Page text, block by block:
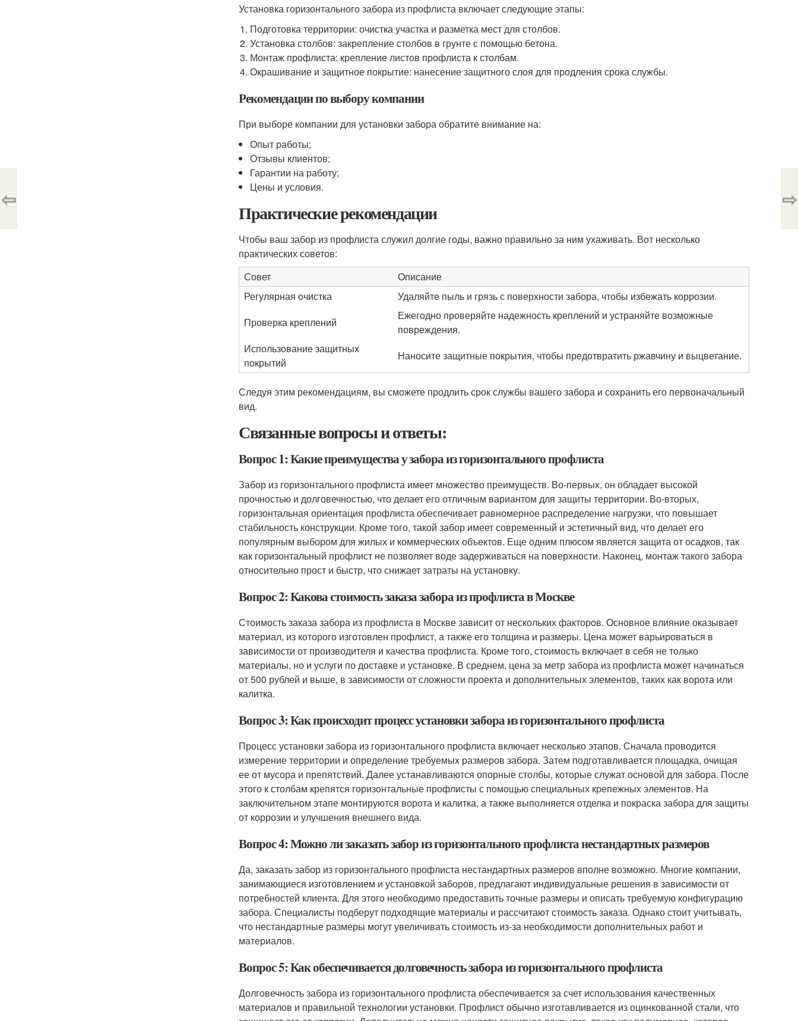
Установка горизонтального забора из профлиста включает следующие этапы:
Подготовка территории: очистка участка и разметка мест для столбов.
Установка столбов: закрепление столбов в грунте с помощью бетона.
Монтаж профлиста: крепление листов профлиста к столбам.
Окрашивание и защитное покрытие: нанесение защитного слоя для продления срока службы.
Рекомендации по выбору компании
При выборе компании для установки забора обратите внимание на:
Опыт работы;
Отзывы клиентов;
Гарантии на работу;
Цены и условия.
Практические рекомендации
Чтобы ваш забор из профлиста служил долгие годы, важно правильно за ним ухаживать. Вот несколько
практических советов:
Совет
Описание
Регулярная очистка
Удаляйте пыль и грязь с поверхности забора, чтобы избежать коррозии.
Проверка креплений
Ежегодно проверяйте надежность креплений и устраняйте возможные
повреждения.
Использование защитных
покрытий
Наносите защитные покрытия, чтобы предотвратить ржавчину и выцветание.
Следуя этим рекомендациям, вы сможете продлить срок службы вашего забора и сохранить его первоначальный
вид.
Связанные вопросы и ответы:
Вопрос 1: Какие преимущества у забора из горизонтального профлиста
Забор из горизонтального профлиста имеет множество преимуществ. Во-первых, он обладает высокой
прочностью и долговечностью, что делает его отличным вариантом для защиты территории. Во-вторых,
горизонтальная ориентация профлиста обеспечивает равномерное распределение нагрузки, что повышает
стабильность конструкции. Кроме того, такой забор имеет современный и эстетичный вид, что делает его
популярным выбором для жилых и коммерческих объектов. Еще одним плюсом является защита от осадков, так
как горизонтальный профлист не позволяет воде задерживаться на поверхности. Наконец, монтаж такого забора
относительно прост и быстр, что снижает затраты на установку.
Вопрос 2: Какова стоимость заказа забора из профлиста в Москве
Стоимость заказа забора из профлиста в Москве зависит от нескольких факторов. Основное влияние оказывает
материал, из которого изготовлен профлист, а также его толщина и размеры. Цена может варьироваться в
зависимости от производителя и качества профлиста. Кроме того, стоимость включает в себя не только
материалы, но и услуги по доставке и установке. В среднем, цена за метр забора из профлиста может начинаться
от 500 рублей и выше, в зависимости от сложности проекта и дополнительных элементов, таких как ворота или
калитка.
Вопрос 3: Как происходит процесс установки забора из горизонтального профлиста
Процесс установки забора из горизонтального профлиста включает несколько этапов. Сначала проводится
измерение территории и определение требуемых размеров забора. Затем подготавливается площадка, очищая
ее от мусора и препятствий. Далее устанавливаются опорные столбы, которые служат основой для забора. После
этого к столбам крепятся горизонтальные профлисты с помощью специальных крепежных элементов. На
заключительном этапе монтируются ворота и калитка, а также выполняется отделка и покраска забора для защиты
от коррозии и улучшения внешнего вида.
Вопрос 4: Можно ли заказать забор из горизонтального профлиста нестандартных размеров
Да, заказать забор из горизонтального профлиста нестандартных размеров вполне возможно. Многие компании,
занимающиеся изготовлением и установкой заборов, предлагают индивидуальные решения в зависимости от
потребностей клиента. Для этого необходимо предоставить точные размеры и описать требуемую конфигурацию
забора. Специалисты подберут подходящие материалы и рассчитают стоимость заказа. Однако стоит учитывать,
что нестандартные размеры могут увеличивать стоимость из-за необходимости дополнительных работ и
материалов.
Вопрос 5: Как обеспечивается долговечность забора из горизонтального профлиста
Долговечность забора из горизонтального профлиста обеспечивается за счет использования качественных
материалов и правильной технологии установки. Профлист обычно изготавливается из оцинкованной стали, что
⇦ ⇨